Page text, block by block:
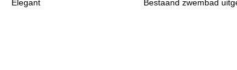
Elegant Bestaand zwembad